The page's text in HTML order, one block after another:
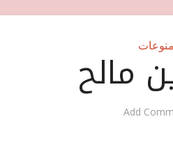
منوعاتمالح
Add